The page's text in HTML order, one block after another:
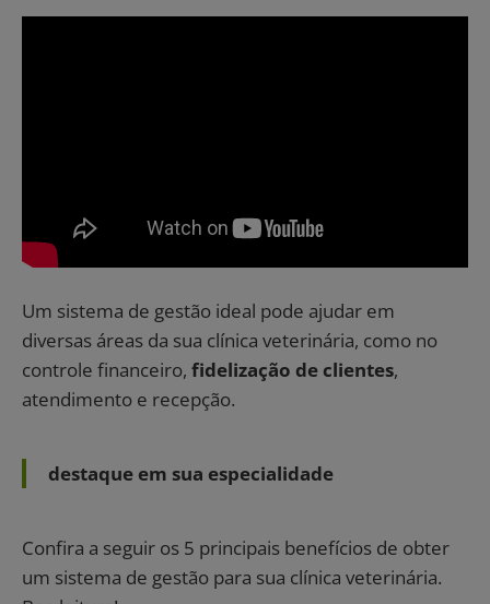
Um sistema de gestão ideal pode ajudar em
diversas áreas da sua clínica veterinária, como no
controle financeiro, fidelização de clientes,
atendimento e recepção.
destaque em sua especialidade
Confira a seguir os 5 principais benefícios de obter
um sistema de gestão para sua clínica veterinária.